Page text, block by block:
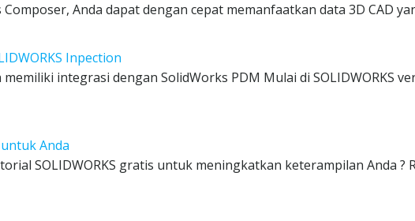
Anda dapat dengan cepat memanfaatkan data 3D CAD
Inpection
integrasi dengan SolidWorks PDM Mulai di SOLIDWORKS
Anda
SOLIDWORKS gratis untuk meningkatkan keterampilan Anda ?